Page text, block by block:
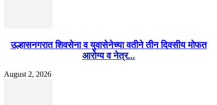
उल्हासनगरात शिवसेना व युवासेनेच्या वतीने तीन दिवसीय मोफत
आरोग्य व नेत्र...
August 2, 2026